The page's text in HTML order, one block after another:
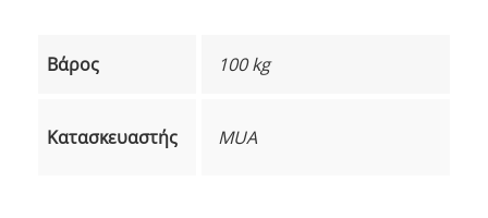
Βάρος 100 kg
Κατασκευαστής MUA